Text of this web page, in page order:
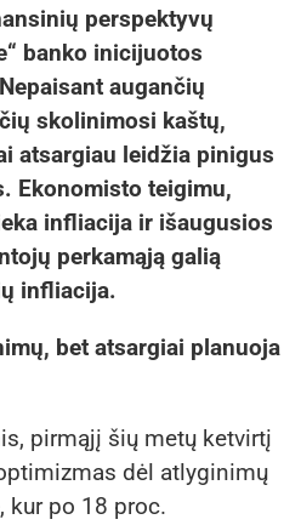
perspektyvų
banko inicijuotos
augančių
skolinimosi kaštų,
atsargiau leidžia pinigus
Ekonomisto teigimu,
infliacija ir išaugusios
perkamąją galią
infliacija.
bet atsargiai planuoja
pirmąjį šių metų ketvirtį
dėl atlyginimų
kur po 18 proc.